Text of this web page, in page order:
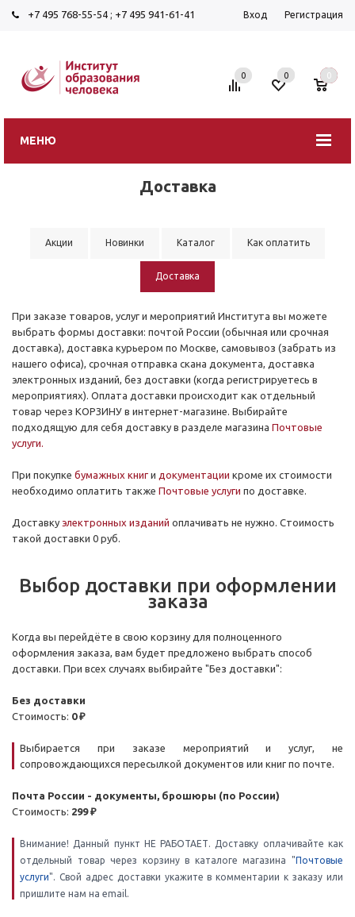
+7 495 768-55-54 ; +7 495 941-61-41 Вход Регистрация
МЕНЮ
0 0 0
Доставка
Акции Новинки Каталог Как оплатить
Доставка
При заказе товаров, услуг и мероприятий Института вы можете
выбрать формы доставки: почтой России (обычная или срочная
доставка), доставка курьером по Москве, самовывоз (забрать из
нашего офиса), срочная отправка скана документа, доставка
электронных изданий, без доставки (когда регистрируетесь в
мероприятиях). Оплата доставки происходит как отдельный
товар через КОРЗИНУ в интернет-магазине. Выбирайте
подходящую для себя доставку в разделе магазина Почтовые
услуги.
При покупке бумажных книг и документации кроме их стоимости
необходимо оплатить также Почтовые услуги по доставке.
Доставку электронных изданий оплачивать не нужно. Стоимость
такой доставки 0 руб.
Выбор доставки при оформлении
заказа
Когда вы перейдёте в свою корзину для полноценного
оформления заказа, вам будет предложено выбрать способ
доставки. При всех случаях выбирайте "Без доставки":
Без доставки
Стоимость: 0 ₽
Выбирается при заказе мероприятий и услуг, не
сопровождающихся пересылкой документов или книг по почте.
Почта России - документы, брошюры (по России)
Стоимость: 299 ₽
Внимание! Данный пункт НЕ РАБОТАЕТ. Доставку оплачивайте как
отдельный товар через корзину в каталоге магазина "Почтовые
услуги". Свой адрес доставки укажите в комментарии к заказу или
пришлите нам на email.